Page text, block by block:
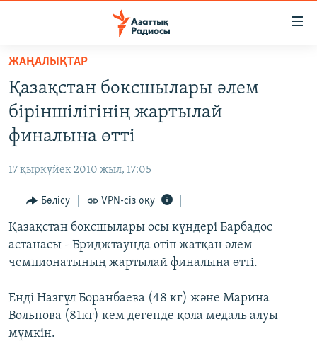
Skip
main
content
Skip
main
Navigation
Search
САЯСАТ
AZATTYQTV
АДАМ ҚҰҚЫҚТАРЫ
ӘЛЕУМЕТ
ӘЛЕМ
АРНАЙЫ ЖОБАЛАР
Русский
ЖАЗЫЛЫҢЫЗ
ЖАҢАЛЫҚТАР
Қазақстан боксшылары әлем
біріншілігінің жартылай
финалына өтті
17 қыркүйек 2010 жыл, 17:05
Бөлісу VPN-сіз оқу
Қазақстан боксшылары осы күндері Барбадос
астанасы - Бриджтаунда өтіп жатқан әлем
чемпионатының жартылай финалына өтті.
Енді Назгүл Боранбаева (48 кг) және Марина
Вольнова (81кг) кем дегенде қола медаль алуы
мүмкін.